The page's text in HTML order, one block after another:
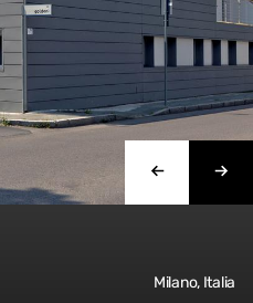
Milano, Italia